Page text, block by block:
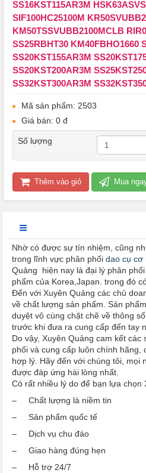
SS16KST115AR3M
SIF100HC25100M
KM50TSSVUBB2100MCLB
SS25RBHT30 KM40FBHO1660
SS20KST155AR3M
SS20KST200AR3M
SS32KST300AR3M
Mã sản phẩm: 2503
Giá bán: 0 đ
Số lượng
Thêm vào giỏ Mua
Nhờ có được sự tín nhiệm, cũng
trong lĩnh vực phân phối dao cụ cơ
Quảng hiện nay là đại lý phân
phẩm của Korea,Japan. trong đó
Đến với Xuyên Quảng các chủ
về chất lượng sản phẩm. Sản
duyệt vô cùng chặt chẽ về thông
trước khi đưa ra cung cấp đến tay
Do vậy, Xuyên Quảng cam kết
phối và cung cấp luôn chính hãng,
hợp lý. Hãy đến với chúng tôi, mọi
được đáp ứng hài lòng nhất.
Có rất nhiều lý do để bạn lựa chọn
– Chất lượng là niềm tin
– Sản phẩm quốc tế
– Dịch vụ chu đáo
– Giao hàng đúng hẹn
– Hỗ trợ 24/7